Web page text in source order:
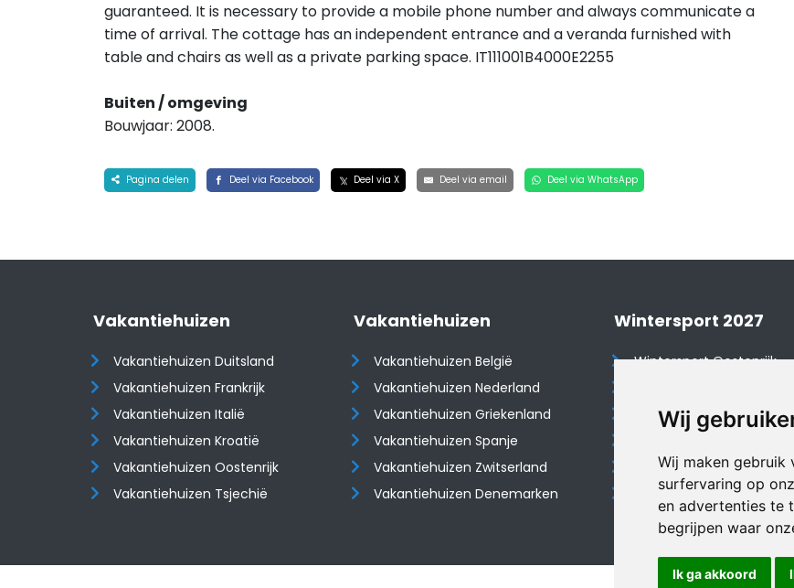
Wij
Wij maken gebruik
surfervaring op
en advertenties te
begrijpen waar
Ik ga akkoord
guaranteed. It is necessary to provide a mobile phone number and always communicate a
time of arrival. The cottage has an independent entrance and a veranda furnished with
table and chairs as well as a private parking space. IT111001B4000E2255
Buiten / omgeving
Bouwjaar: 2008.
Pagina delen Deel via Facebook Deel via X Deel via email Deel via WhatsApp
Vakantiehuizen
Vakantiehuizen Duitsland
Vakantiehuizen Frankrijk
Vakantiehuizen Italië
Vakantiehuizen Kroatië
​​​​​​​Vakantiehuizen Oostenrijk
Vakantiehuizen Tsjechië
Vakantiehuizen
Vakantiehuizen België
Vakantiehuizen Nederland
Vakantiehuizen Griekenland
Vakantiehuizen Spanje
​​​​​​​Vakantiehuizen Zwitserland
Vakantiehuizen Denemarken
Wintersport 2027
Wintersport Oostenrijk
Wintersport Tsjechië
Wintersport Duitsland
Wintersport Italië